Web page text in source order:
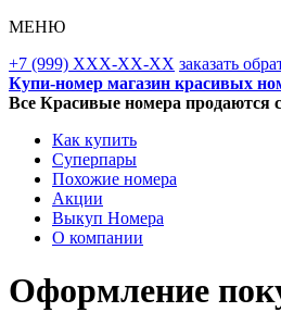
МЕНЮ
+7 (999) XXX-XX-XX заказать
Купи-номер магазин красивых
Все Красивые номера продаются
Как купить
Суперпары
Похожие номера
Акции
Выкуп Номера
О компании
Оформление